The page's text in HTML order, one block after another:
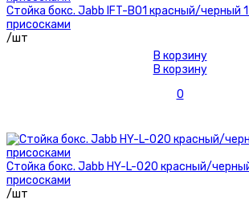
Стойка бокс. Jabb IFT-B01 красный/черный
присосками
/шт
В корзину
В корзину
0
Стойка бокс. Jabb HY-L-020 красный/
присосками
/шт